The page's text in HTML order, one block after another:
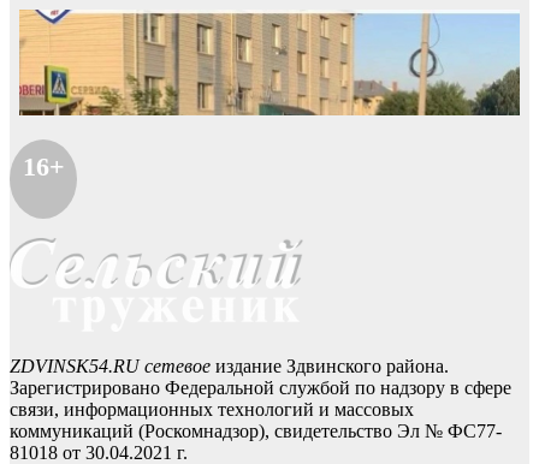
16+
ZDVINSK54.RU сетевое издание Здвинского района.
Зарегистрировано Федеральной службой по надзору в сфере
связи, информационных технологий и массовых
коммуникаций (Роскомнадзор), свидетельство Эл № ФС77-
81018 от 30.04.2021 г.